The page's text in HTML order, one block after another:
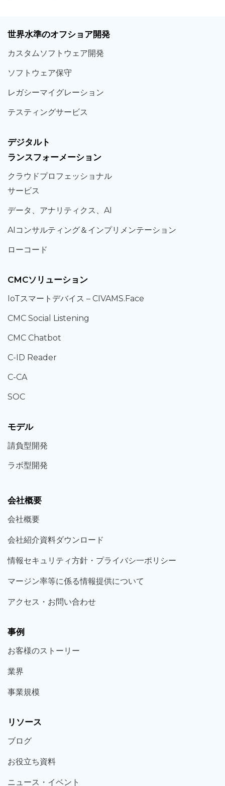
世界水準のオフショア開発
カスタムソフトウェア開発
ソフト ウェア保守
レガシーマイグレーション
テスティングサービス
デジタルト
ランスフォーメーション
クラウドプロフェッショナル
サービス
データ、 アナリティクス、 AI
AIコンサルティング＆ インプリメンテーション
ローコード
CMCソリューション
IoTスマートデバイス – CIVAMS.Face
CMC Social Listening
CMC Chatbot
C-ID Reader
C-CA
SOC
モデル
請負型開発
ラボ型開発
会社概要
会社概要
会社紹介資料ダウンロード
情報セキュリティ方針・プライバシ一ポリシー
マージン率等に係る情報提供について
アクセス・お問い合わせ
事例
お客様のストーリー
業界
事業規模
リソース
ブログ
お役立ち資料
ニュース・ イベント